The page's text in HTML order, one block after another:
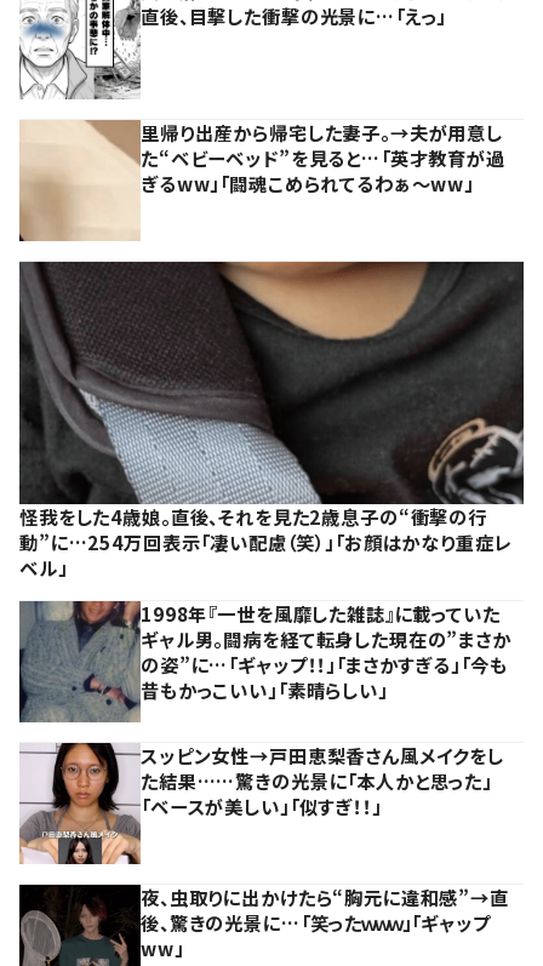
直後、目撃した衝撃の光景に…「えっ」
里帰り出産から帰宅した妻子。→夫が用意し
た“ベビーベッド”を見ると…「英才教育が過
ぎるww」「闘魂こめられてるわぁ～ww」
怪我をした4歳娘。直後、それを見た2歳息子の“衝撃の行
動”に…254万回表示「凄い配慮（笑）」「お顔はかなり重症レ
ベル」
1998年『一世を風靡した雑誌』に載っていた
ギャル男。闘病を経て転身した現在の”まさか
の姿”に…「ギャップ！！」「まさかすぎる」「今も
昔もかっこいい」「素晴らしい」
スッピン女性→戸田恵梨香さん風メイクをし
た結果……驚きの光景に「本人かと思った」
「ベースが美しい」「似すぎ！！」
夜、虫取りに出かけたら“胸元に違和感”→直
後、驚きの光景に…「笑ったｗｗｗ」「ギャップ
ww」